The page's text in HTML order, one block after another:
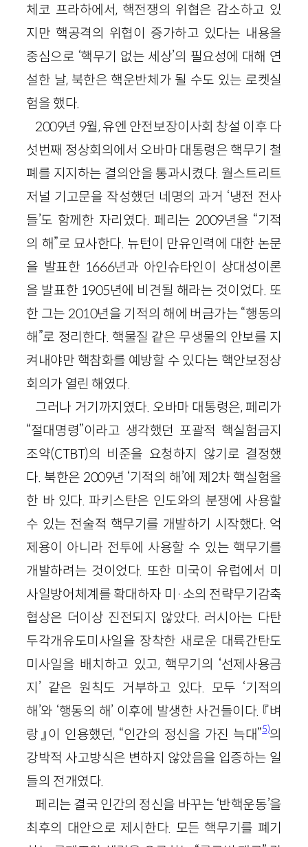
체코 프라하에서, 핵전쟁의 위협은 감소하고 있
지만 핵공격의 위협이 증가하고 있다는 내용을
중심으로 ‘핵무기 없는 세상’의 필요성에 대해 연
설한 날, 북한은 핵운반체가 될 수도 있는 로켓실
험을 했다.
2009년 9월, 유엔 안전보장이사회 창설 이후 다
섯번째 정상회의에서 오바마 대통령은 핵무기 철
폐를 지지하는 결의안을 통과시켰다. 월스트리트
저널 기고문을 작성했던 네명의 과거 ‘냉전 전사
들’도 함께한 자리였다. 페리는 2009년을 “기적
의 해”로 묘사한다. 뉴턴이 만유인력에 대한 논문
을 발표한 1666년과 아인슈타인이 상대성이론
을 발표한 1905년에 비견될 해라는 것이었다. 또
한 그는 2010년을 기적의 해에 버금가는 “행동의
해”로 정리한다. 핵물질 같은 무생물의 안보를 지
켜내야만 핵참화를 예방할 수 있다는 핵안보정상
회의가 열린 해였다.
그러나 거기까지였다. 오바마 대통령은, 페리가
“절대명령”이라고 생각했던 포괄적 핵실험금지
조약(CTBT)의 비준을 요청하지 않기로 결정했
다. 북한은 2009년 ‘기적의 해’에 제2차 핵실험을
한 바 있다. 파키스탄은 인도와의 분쟁에 사용할
수 있는 전술적 핵무기를 개발하기 시작했다. 억
제용이 아니라 전투에 사용할 수 있는 핵무기를
개발하려는 것이었다. 또한 미국이 유럽에서 미
사일방어체계를 확대하자 미 · 소의 전략무기감축
협상은 더이상 진전되지 않았다. 러시아는 다탄
두각개유도미사일을 장착한 새로운 대륙간탄도
미사일을 배치하고 있고, 핵무기의 ‘선제사용금
지’ 같은 원칙도 거부하고 있다. 모두 ‘기적의
해’와 ‘행동의 해’ 이후에 발생한 사건들이다. 『벼
랑』이 인용했던, “인간의 정신을 가진 늑대”5)의
강박적 사고방식은 변하지 않았음을 입증하는 일
들의 전개였다.
페리는 결국 인간의 정신을 바꾸는 ‘반핵운동’을
최후의 대안으로 제시한다. 모든 핵무기를 폐기